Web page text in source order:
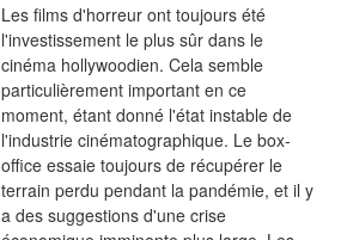
Les films d'horreur ont toujours été
l'investissement le plus sûr dans le
cinéma hollywoodien. Cela semble
particulièrement important en ce
moment, étant donné l'état instable de
l'industrie cinématographique. Le box-
office essaie toujours de récupérer le
terrain perdu pendant la pandémie, et il y
a des suggestions d'une crise